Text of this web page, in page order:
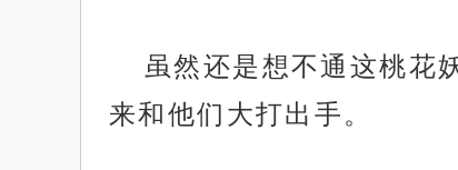
虽然还是想不通这桃花
来和他们大打出手。